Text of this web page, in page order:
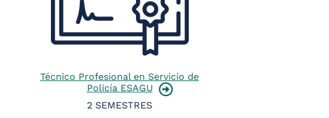
Técnico Profesional en Servicio de
Policía ESAGU
2 SEMESTRES